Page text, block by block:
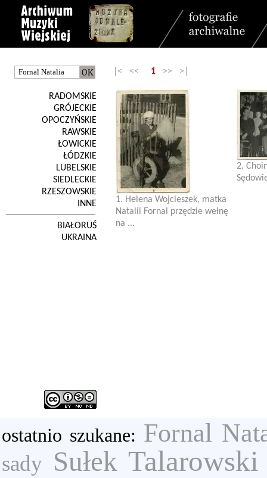
RADOMSKIE
GRÓJECKIE
OPOCZYŃSKIE
RAWSKIE
ŁOWICKIE
ŁÓDZKIE
LUBELSKIE
SIEDLECKIE
RZESZOWSKIE
INNE
BIAŁORUŚ
UKRAINA
|< << 1 >> >|
1. Helena Wojcieszek, matka
Natalii Fornal przędzie wełnę
na ...
2.
ostatnio szukane: Fornal
sady Sułek